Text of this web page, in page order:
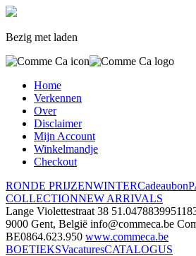
Bezig met laden
Home
Verkennen
Over
Disclaimer
Mijn Account
Winkelmandje
Checkout
RONDE PRIJZENWINTERCadeaubon
COLLECTIONNEW ARRIVALS
Lange Violettestraat 38
9000 Gent, België info@commeca.be
BE0864.623.950 www.commeca.be
BOETIEKSVacaturesCATALOGUS